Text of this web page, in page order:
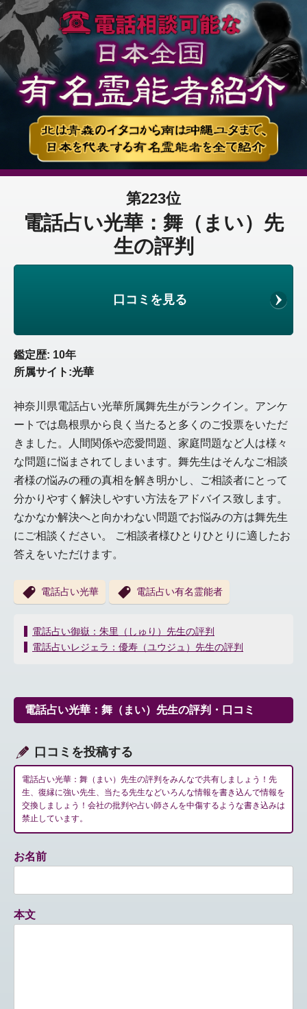
第223位
電話占い光華：舞（まい）先
生の評判
口コミを見る
鑑定歴: 10年
所属サイト:光華
神奈川県電話占い光華所属舞先生がランクイン。アンケ
ートでは島根県から良く当たると多くのご投票をいただ
きました。人間関係や恋愛問題、家庭問題など人は様々
な問題に悩まされてしまいます。舞先生はそんなご相談
者様の悩みの種の真相を解き明かし、ご相談者にとって
分かりやすく解決しやすい方法をアドバイス致します。
なかなか解決へと向かわない問題でお悩みの方は舞先生
にご相談ください。 ご相談者様ひとりひとりに適したお
答えをいただけます。
電話占い光華 電話占い有名霊能者
投
稿
ー
シ
ン
電話占い御嶽：朱里（しゅり）先生の評判
電話占いレジェラ：優寿（ユウジュ）先生の評判
電話占い光華：舞（まい）先生の評判・口コミ
口コミを投稿する
電話占い光華：舞（まい）先生の評判をみんなで共有しましょう！先
生、復縁に強い先生、当たる先生などいろんな情報を書き込んで情報を
交換しましょう！会社の批判や占い師さんを中傷するような書き込みは
禁止しています。
お名前
本文